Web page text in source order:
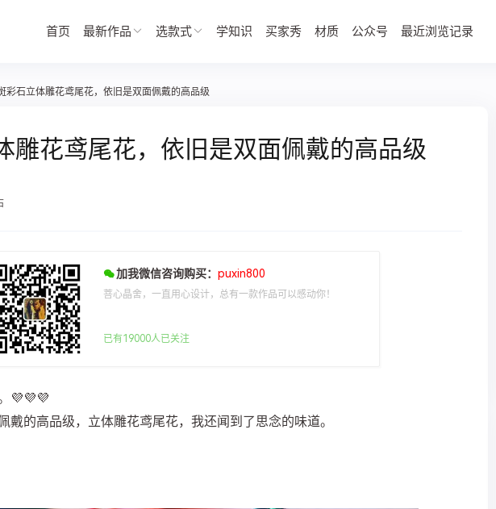
首页 最新作品 选款式 学知识 买家秀 材质 公众号 最近浏览记录
彩石立体雕花鸢尾花，依旧是双面佩戴的高品级
雕花鸢尾花，依旧是双面佩戴的高品级
加我微信咨询购买： puxin800
菩心晶舍，一直用心设计，总有一款作品可以感动你！
已有19000人已关注
💜💜💜
戴的高品级，立体雕花鸢尾花，我还闻到了思念的味道。